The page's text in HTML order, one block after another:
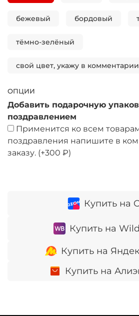
Купить на
Купить на
Купить на
Купить на
бежевый бордовый
тёмно-зелёный
свой цвет, укажу в комментарии
ОПЦИИ
Добавить подарочную
поздравлением
Применится ко всем товарам
поздравления напишите в
заказу. (+300 ₽)